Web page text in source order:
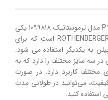
اتو لوله روتنبرگر تا سایز ۷۰ میلیمتر P75 مدل ترموستاتیک ۱۰۹۹۸۱۸ یکی
از ابزارهای پیشرفته و کارآمد برند ROTHENBERGER است که برای
به یکدیگر استفاده می شود.
در سه سایز مختلف را دارد که به
مختلف کاربرد دارد. در صورت
کیفیت، می‌توانید در طولانی مدت
کنید.